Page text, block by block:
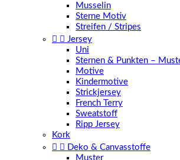
Musselin
Sterne Motiv
Streifen / Stripes
  Jersey
Uni
Sternen & Punkten –
Motive
Kindermotive
Strickjersey
French Terry
Sweatstoff
Ripp Jersey
Kork
  Deko & Canvasstoffe
Muster